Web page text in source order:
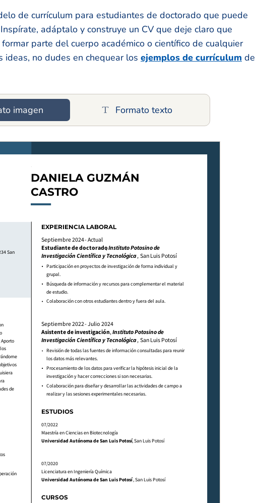
de currículum para estudiantes de doctorado que puede
adáptalo y construye un CV que deje claro que
parte del cuerpo académico o científico de cualquier
ideas, no dudes en chequear los ejemplos de currículum de
imagen Formato texto